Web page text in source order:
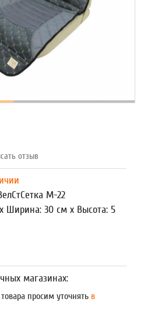
отзыв
М-22
Ширина: 30 см x Высота: 5
магазинах:
просим уточнять в